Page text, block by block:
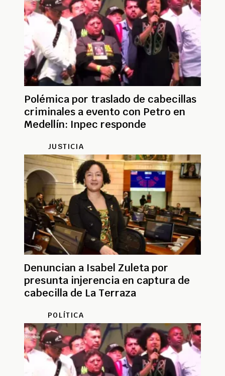
Polémica por traslado de cabecillas
criminales a evento con Petro en
Medellín: Inpec responde
JUSTICIA
Denuncian a Isabel Zuleta por
presunta injerencia en captura de
cabecilla de La Terraza
POLÍTICA